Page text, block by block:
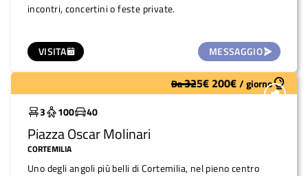
VISITA MESSAGGIO
incontri, concertini o feste private.
Molto utilizzato Da325€ 200€/giorno
3
100 40
Piazza Oscar Molinari
CORTEMILIA
Uno degli angoli più belli di Cortemilia, nel pieno centro